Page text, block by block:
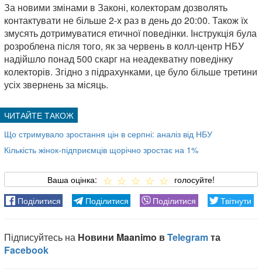
За новими змінами в Законі, колекторам дозволять
контактувати не більше 2-х раз в день до 20:00. Також їх
змусять дотримуватися етичної поведінки. Інструкція була
розроблена після того, як за червень в колл-центр НБУ
надійшло понад 500 скарг на неадекватну поведінку
колекторів. Згідно з підрахунками, це було більше третини
усіх звернень за місяць.
Що стримувало зростання цін в серпні: аналіз від НБУ
Кількість жінок-підприємців щорічно зростає на 1%